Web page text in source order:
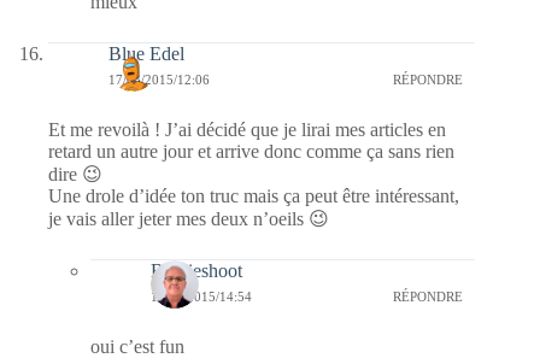
Blue Edel
17/03/2015/12:06 RÉPONDRE
Et me revoilà ! J’ai décidé que je lirai mes articles en
retard un autre jour et arrive donc comme ça sans rien
dire 😉
Une drole d’idée ton truc mais ça peut être intéressant,
je vais aller jeter mes deux n’oeils 😉
Bernieshoot
17/03/2015/14:54 RÉPONDRE
oui c’est fun